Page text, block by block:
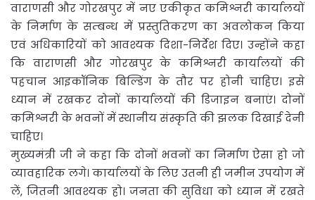
वाराणसी और गोरखपुर में नए एकीकृत कमिश्नरी कार्यालयों
के निर्माण के सम्बन्ध में प्रस्तुतिकरण का अवलोकन किया
एवं अधिकारियों को आवश्यक दिशा-निर्देश दिए। उन्होंने कहा
कि वाराणसी और गोरखपुर के कमिश्नरी कार्यालयों की
पहचान आइकॉनिक बिल्डिंग के तौर पर होनी चाहिए। इसे
ध्यान में रखकर दोनों कार्यालयों की डिजाइन बनाएं। दोनों
कमिश्नरी के भवनों में स्थानीय संस्कृति की झलक दिखाई देनी
चाहिए।
मुख्यमंत्री जी ने कहा कि दोनों भवनों का निर्माण ऐसा हो जो
व्यावहारिक लगे। कार्यालयों के लिए उतनी ही जमीन उपयोग में
लें, जितनी आवश्यक हो। जनता की सुविधा को ध्यान में रखते